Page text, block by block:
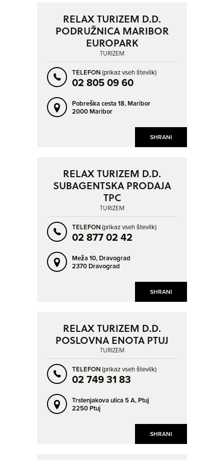
SHRANI
RELAX TURIZEM D.D.
PODRUŽNICA MARIBOR
EUROPARK
TURIZEM
TELEFON(prikaz vseh številk)
02 805 09 60
Pobreška cesta 18, Maribor
2000 Maribor
SHRANI
RELAX TURIZEM D.D.
SUBAGENTSKA PRODAJA
TPC
TURIZEM
TELEFON(prikaz vseh številk)
02 877 02 42
Meža 10, Dravograd
2370 Dravograd
SHRANI
RELAX TURIZEM D.D.
POSLOVNA ENOTA PTUJ
TURIZEM
TELEFON(prikaz vseh številk)
02 749 31 83
Trstenjakova ulica 5 A, Ptuj
2250 Ptuj